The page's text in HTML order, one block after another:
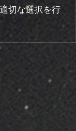
切な選択を行